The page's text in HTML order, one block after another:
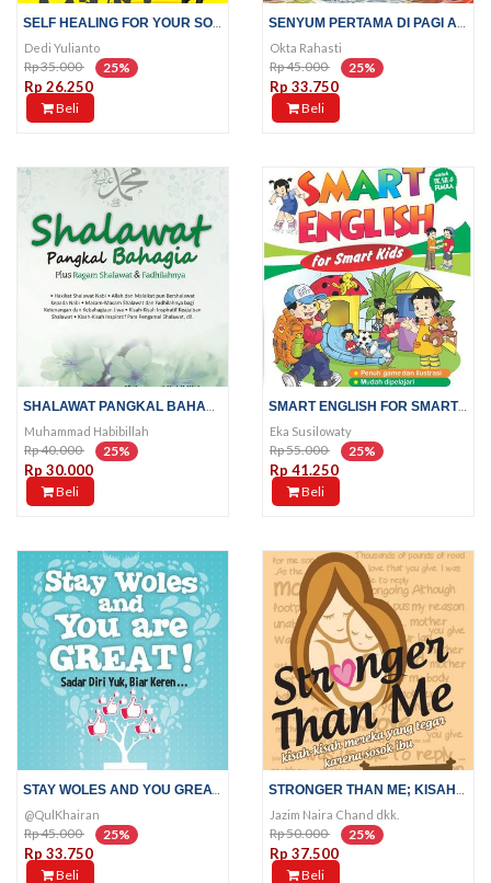
Dedi Yulianto
Rp 35.000 25%
Rp 26.250
Beli
Okta Rahasti
Rp 45.000 25%
Rp 33.750
Beli
Muhammad Habibillah
Rp 40.000 25%
Rp 30.000
Beli
SMART ENGLISH FOR SMART KID
Eka Susilowaty
Rp 55.000 25%
Rp 41.250
Beli
@QulKhairan
Rp 45.000 25%
Rp 33.750
Beli
Jazim Naira Chand dkk.
Rp 50.000 25%
Rp 37.500
Beli